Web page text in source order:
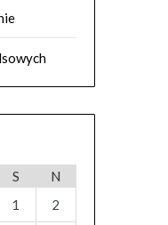
S
N
1
2